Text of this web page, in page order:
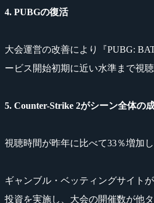
4. PUBGの復活
大会運営の改善により『PUBG:
ービス開始初期に近い水準まで視聴
5. Counter-Strike 2がシーン全体の
視聴時間が昨年に比べて33％増加し
ギャンブル・ベッティングサイト
投資を実施し、大会の開催数が他